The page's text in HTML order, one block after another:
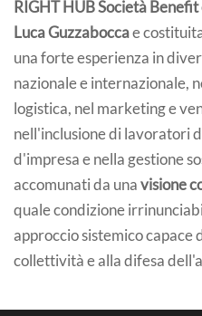
RIGHT HUB Società
Luca Guzzaboccae
una forte esperienza in
nazionale e internazionale,
logistica, nel marketing e
nell'inclusione di lavoratori
d'impresa e nella gestione
accomunati da una visione
quale condizione
approccio sistemico capace
collettività e alla difesa